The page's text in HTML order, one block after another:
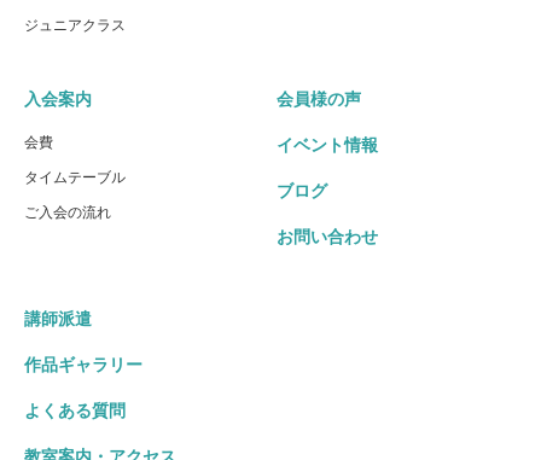
ジュニアクラス
入会案内
会費
タイムテーブル
ご入会の流れ
会員様の声
イベント情報
ブログ
お問い合わせ
講師派遣
作品ギャラリー
よくある質問
教室案内・アクセス